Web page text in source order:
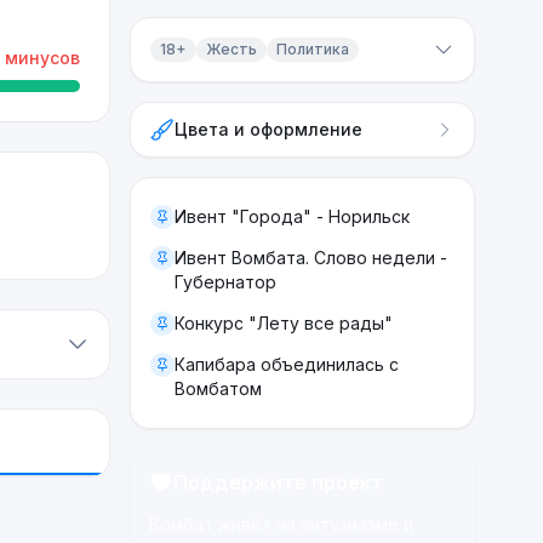
минусов 18+ Жесть Политика
ЖестьЦвета и оформление
Ивент "Города" - Норильск
Ивент Вомбата. Слово недели -
Губернатор
Конкурс "Лету все рады"
Капибара объединилась с
Вомбатом